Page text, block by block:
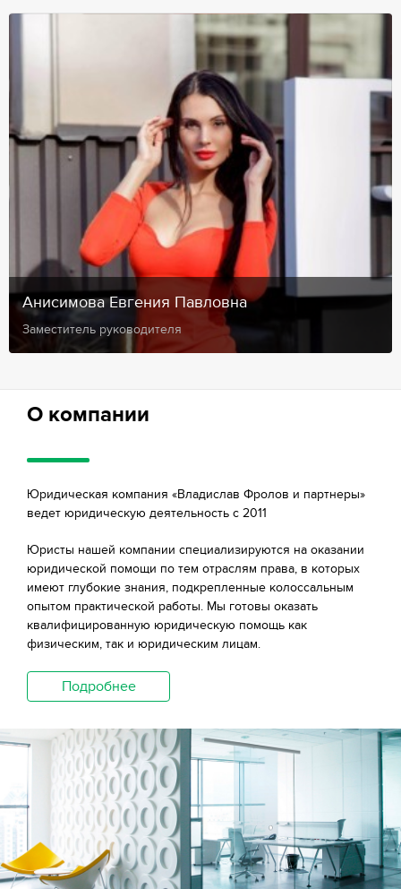
Анисимова Евгения Павловна
Заместитель руководителя
О компании
Юридическая компания «Владислав Фролов и партнеры»
ведет юридическую деятельность с 2011
Юристы нашей компании специализируются на оказании
юридической помощи по тем отраслям права, в которых
имеют глубокие знания, подкрепленные колоссальным
опытом практической работы. Мы готовы оказать
квалифицированную юридическую помощь как
физическим, так и юридическим лицам.
Подробнее